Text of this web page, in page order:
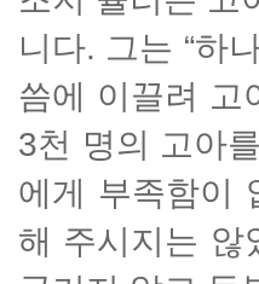
니다. 그는 “하
씀에 이끌려 고
3천 명의 고아
에게 부족함이
해 주시지는 않